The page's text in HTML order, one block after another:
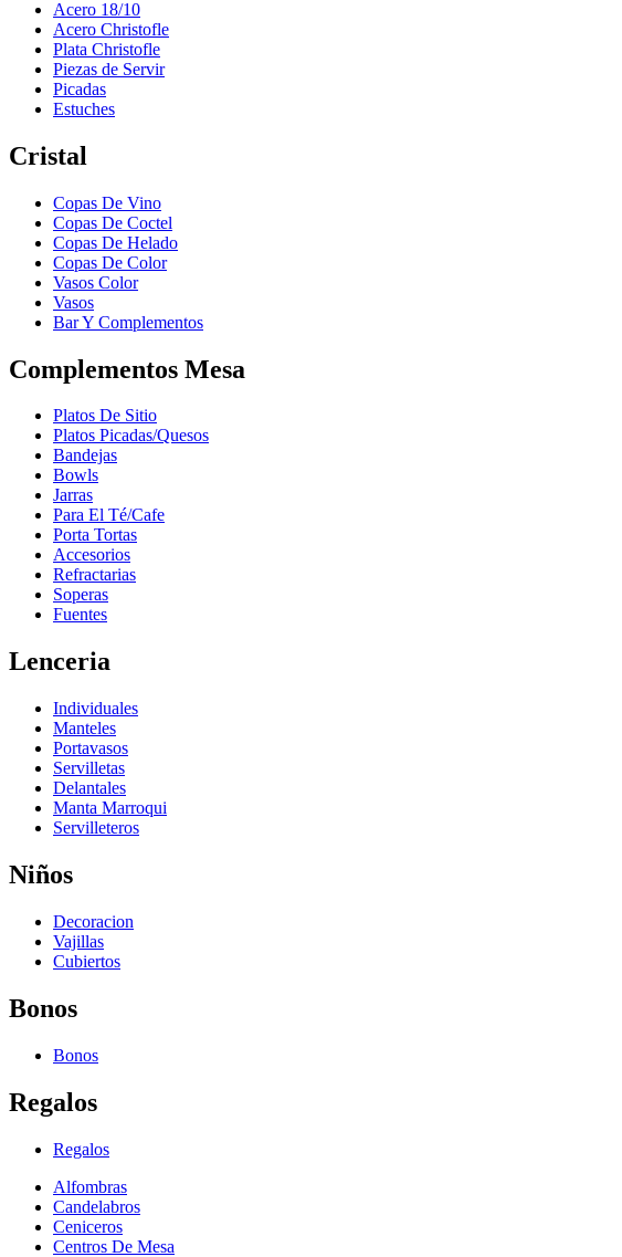
Acero 18/10
Acero Christofle
Plata Christofle
Piezas de Servir
Picadas
Estuches
Cristal
Copas De Vino
Copas De Coctel
Copas De Helado
Copas De Color
Vasos Color
Vasos
Bar Y Complementos
Complementos Mesa
Platos De Sitio
Platos Picadas/Quesos
Bandejas
Bowls
Jarras
Para El Té/Cafe
Porta Tortas
Accesorios
Refractarias
Soperas
Fuentes
Lenceria
Individuales
Manteles
Portavasos
Servilletas
Delantales
Manta Marroqui
Servilleteros
Niños
Decoracion
Vajillas
Cubiertos
Bonos
Bonos
Regalos
Regalos
Alfombras
Candelabros
Ceniceros
Centros De Mesa